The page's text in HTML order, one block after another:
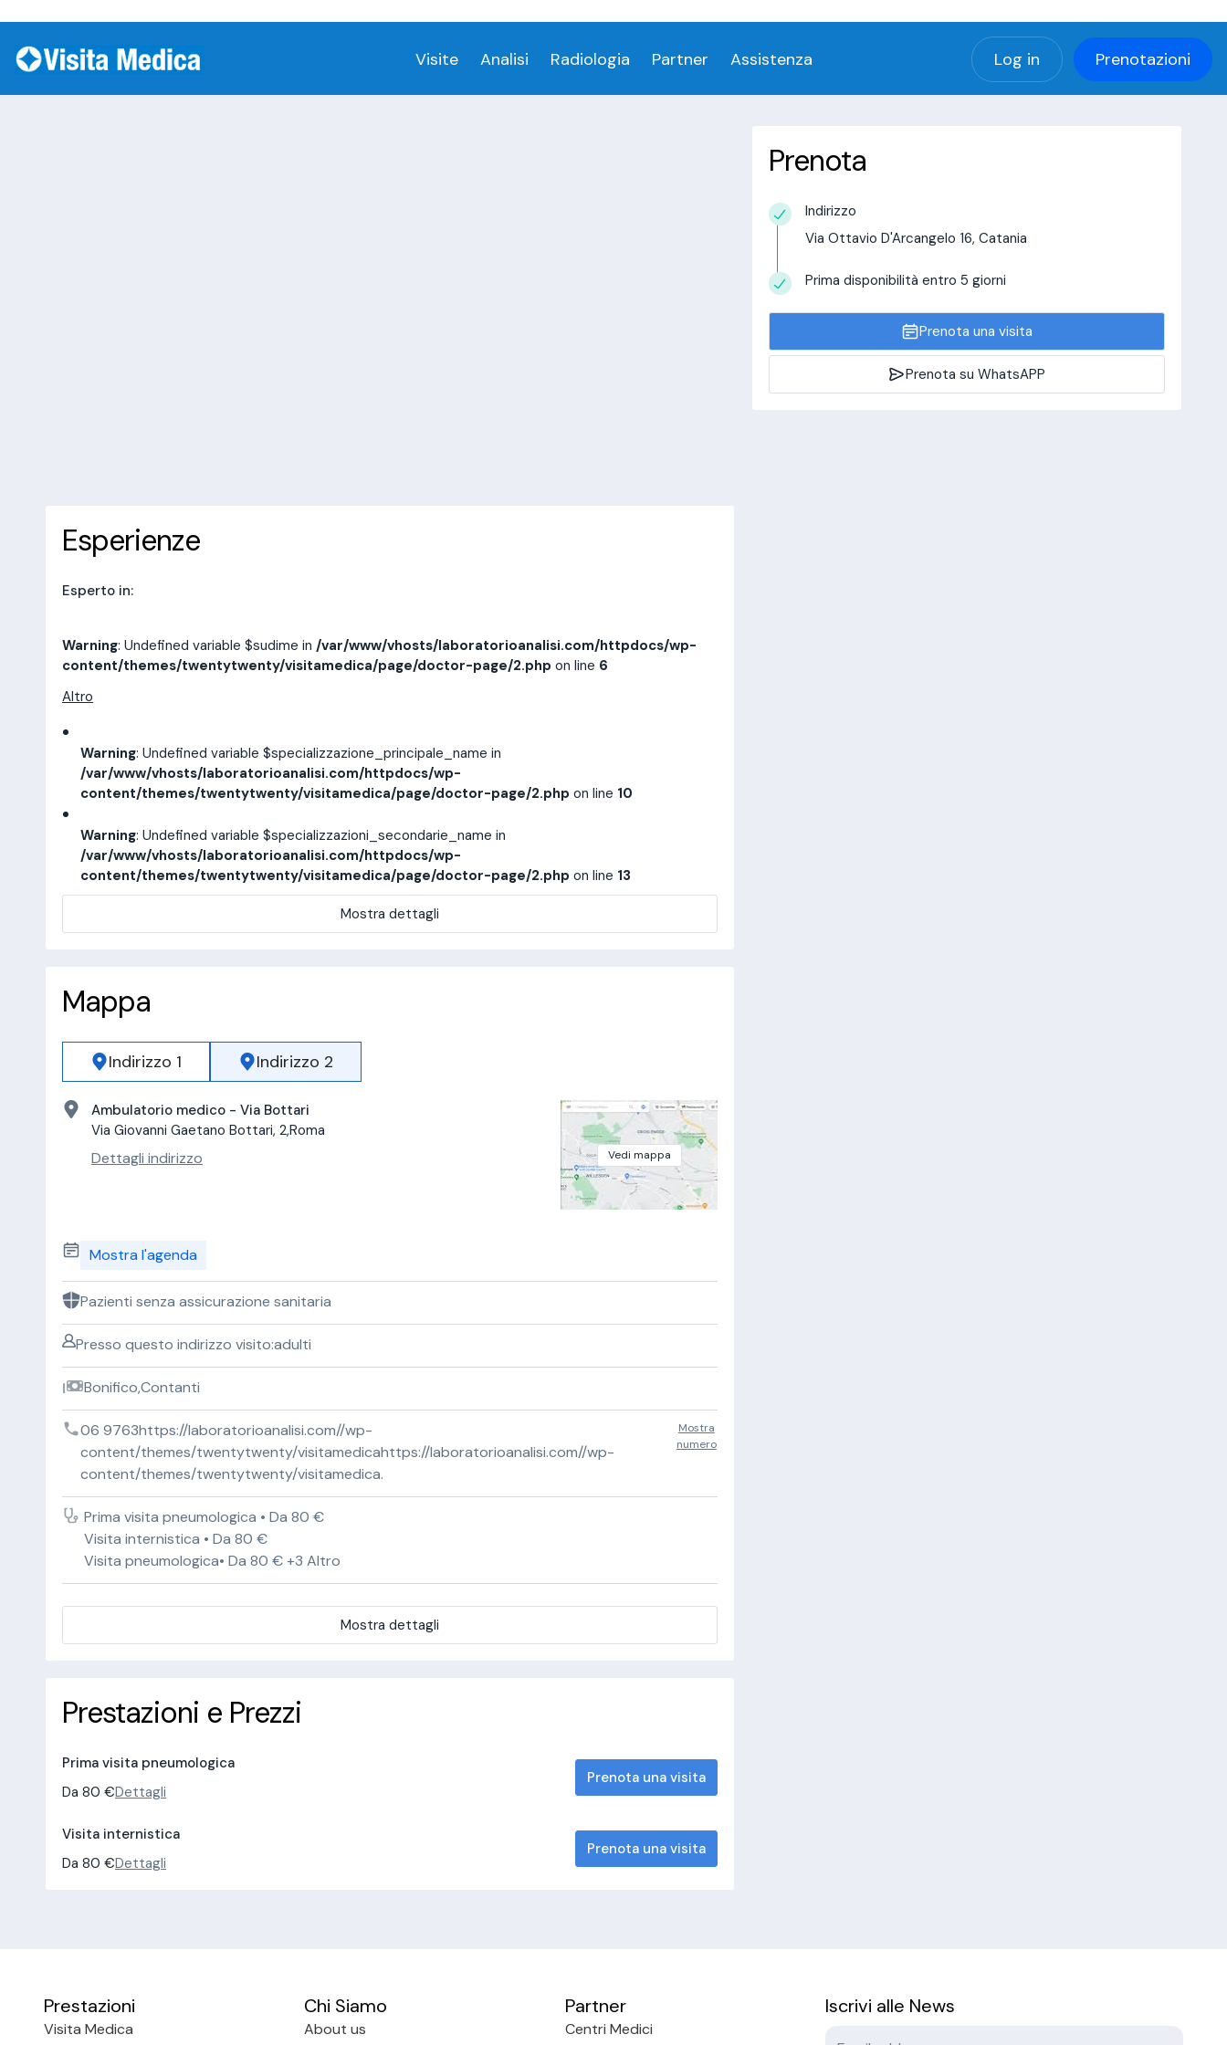
Visite Analisi Radiologia Partner Assistenza Log in Prenotazioni
Esperienze
Esperto in:
Warning: Undefined variable $sudime in /var/www/vhosts/laboratorioanalisi.com/httpdocs/wp-
content/themes/twentytwenty/visitamedica/page/doctor-page/2.php on line 6
Altro
Warning: Undefined variable $specializzazione_principale_name in
/var/www/vhosts/laboratorioanalisi.com/httpdocs/wp-
content/themes/twentytwenty/visitamedica/page/doctor-page/2.php on line 10
Warning: Undefined variable $specializzazioni_secondarie_name in
/var/www/vhosts/laboratorioanalisi.com/httpdocs/wp-
content/themes/twentytwenty/visitamedica/page/doctor-page/2.php on line 13
Mostra dettagli
Mappa
Indirizzo 1 Indirizzo 2
Ambulatorio medico - Via Bottari
Via Giovanni Gaetano Bottari, 2,Roma
Dettagli indirizzo Vedi mappa
Mostra l'agenda
Pazienti senza assicurazione sanitaria
Presso questo indirizzo visito:adulti
Bonifico,Contanti
06 9763https://laboratorioanalisi.com//wp-
content/themes/twentytwenty/visitamedicahttps://laboratorioanalisi.com//wp-
content/themes/twentytwenty/visitamedica.
Mostra
numero
Prima visita pneumologica • Da 80 €
Visita internistica • Da 80 €
Visita pneumologica• Da 80 € +3 Altro
Mostra dettagli
Prestazioni e Prezzi
Prima visita pneumologica
Da 80 €Dettagli
Prenota una visita
Visita internistica
Da 80 €Dettagli
Prenota una visita
Prenota
Indirizzo
Via Ottavio D'Arcangelo 16, Catania
Prima disponibilità entro 5 giorni
Prenota una visita
Prenota su WhatsAPP
Prestazioni
Visita Medica
Chi Siamo
About us
Partner
Centri Medici
Iscrivi alle News